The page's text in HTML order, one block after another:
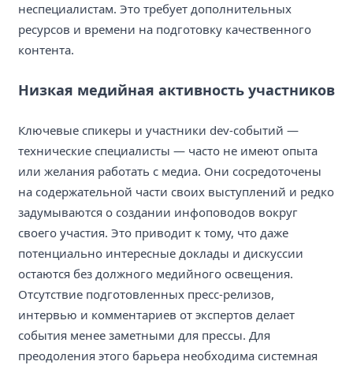
неспециалистам. Это требует дополнительных
ресурсов и времени на подготовку качественного
контента.
Низкая медийная активность участников
Ключевые спикеры и участники dev-событий —
технические специалисты — часто не имеют опыта
или желания работать с медиа. Они сосредоточены
на содержательной части своих выступлений и редко
задумываются о создании инфоповодов вокруг
своего участия. Это приводит к тому, что даже
потенциально интересные доклады и дискуссии
остаются без должного медийного освещения.
Отсутствие подготовленных пресс-релизов,
интервью и комментариев от экспертов делает
события менее заметными для прессы. Для
преодоления этого барьера необходима системная